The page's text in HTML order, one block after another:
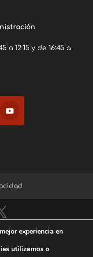
a 12:15 y de 16:45 a
|By EDB
experiencia en
utilizamos o